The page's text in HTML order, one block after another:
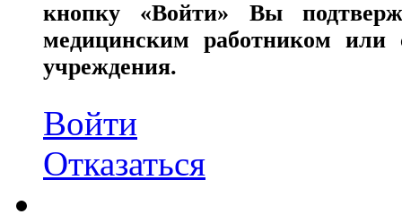
кнопку «Войти» Вы
медицинским работником или
учреждения.
Войти
Отказаться